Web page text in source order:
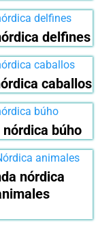
delfines
caballos
nórdica búho
nórdica